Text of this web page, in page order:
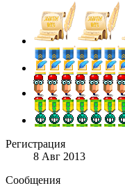
Регистрация
8 Авг 2013
Сообщения